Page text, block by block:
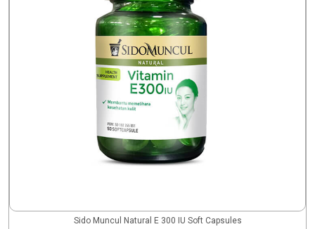
Sido Muncul Natural E 300 IU Soft Capsules